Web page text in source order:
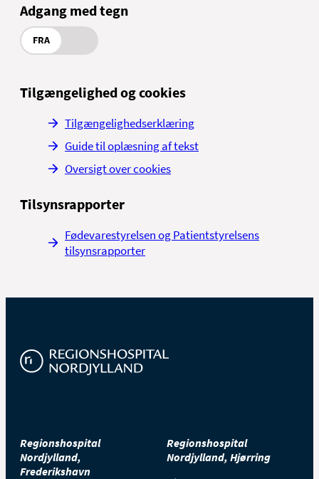
Adgang med tegn
FRA
Tilgængelighed og cookies
Tilgængelighedserklæring
Guide til oplæsning af tekst
Oversigt over cookies
Tilsynsrapporter
Fødevarestyrelsen og Patientstyrelsens
tilsynsrapporter
Regionshospital
Nordjylland,
Frederikshavn
Regionshospital
Nordjylland, Hjørring